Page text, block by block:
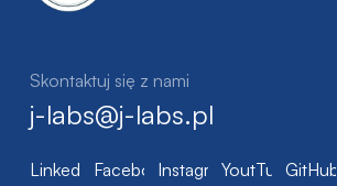
Skontaktuj się z nami
j-labs@j-labs.pl
LinkedIn FacebookInstagramYoutTubeGitHub